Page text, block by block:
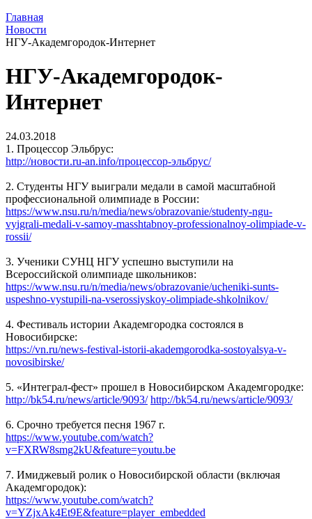
Главная
Новости
НГУ-Академгородок-Интернет
НГУ-Академгородок-
Интернет
24.03.2018
1. Процессор Эльбрус:
http://новости.ru-an.info/процессор-эльбрус/
2. Студенты НГУ выиграли медали в самой масштабной
профессиональной олимпиаде в России:
https://www.nsu.ru/n/media/news/obrazovanie/studenty-ngu-
vyigrali-medali-v-samoy-masshtabnoy-professionalnoy-olimpiade-v-
rossii/
3. Ученики СУНЦ НГУ успешно выступили на
Всероссийской олимпиаде школьников:
https://www.nsu.ru/n/media/news/obrazovanie/ucheniki-sunts-
uspeshno-vystupili-na-vserossiyskoy-olimpiade-shkolnikov/
4. Фестиваль истории Академгородка состоялся в
Новосибирске:
https://vn.ru/news-festival-istorii-akademgorodka-sostoyalsya-v-
novosibirske/
5. «Интеграл-фест» прошел в Новосибирском Академгородке:
http://bk54.ru/news/article/9093/ http://bk54.ru/news/article/9093/
6. Срочно требуется песня 1967 г.
https://www.youtube.com/watch?
v=FXRW8smg2kU&feature=youtu.be
7. Имиджевый ролик о Новосибирской области (включая
Академгородок):
https://www.youtube.com/watch?
v=YZjxAk4Et9E&feature=player_embedded